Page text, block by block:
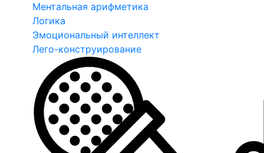
Ментальная арифметика
Логика
Эмоциональный интеллект
Лего-конструирование